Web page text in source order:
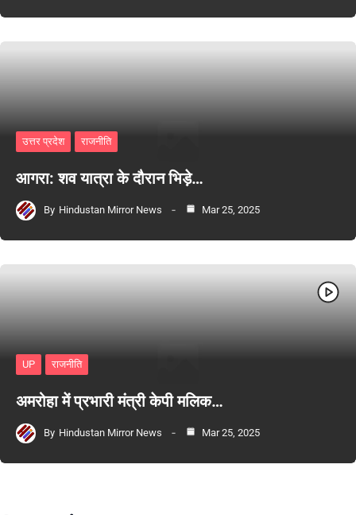
उत्तर प्रदेश राजनीति
आगरा: शव यात्रा के दौरान भिड़े…
By Hindustan Mirror News Mar 25, 2025
UP राजनीति
अमरोहा में प्रभारी मंत्री केपी मलिक…
By Hindustan Mirror News Mar 25, 2025